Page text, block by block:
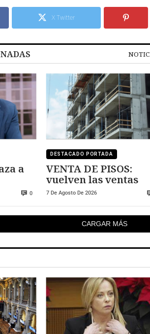
X Twitter
0
DESTACADO PORTADA
VENTA DE PISOS:
vuelven las ventas
7 De Agosto De 2026
CARGAR MÁS